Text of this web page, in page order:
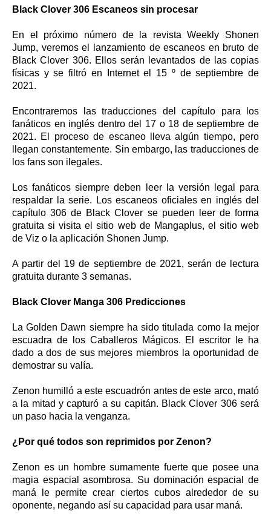
Black Clover 306 Escaneos sin procesar
En el próximo número de la revista Weekly Shonen
Jump, veremos el lanzamiento de escaneos en bruto de
Black Clover 306. Ellos serán levantados de las copias
físicas y se filtró en Internet el 15 º de septiembre de
2021.
Encontraremos las traducciones del capítulo para los
fanáticos en inglés dentro del 17 o 18 de septiembre de
2021. El proceso de escaneo lleva algún tiempo, pero
llegan constantemente. Sin embargo, las traducciones de
los fans son ilegales.
Los fanáticos siempre deben leer la versión legal para
respaldar la serie. Los escaneos oficiales en inglés del
capítulo 306 de Black Clover se pueden leer de forma
gratuita si visita el sitio web de Mangaplus, el sitio web
de Viz o la aplicación Shonen Jump.
A partir del 19 de septiembre de 2021, serán de lectura
gratuita durante 3 semanas.
Black Clover Manga 306 Predicciones
La Golden Dawn siempre ha sido titulada como la mejor
escuadra de los Caballeros Mágicos. El escritor le ha
dado a dos de sus mejores miembros la oportunidad de
demostrar su valía.
Zenon humilló a este escuadrón antes de este arco, mató
a la mitad y capturó a su capitán. Black Clover 306 será
un paso hacia la venganza.
¿Por qué todos son reprimidos por Zenon?
Zenon es un hombre sumamente fuerte que posee una
magia espacial asombrosa. Su dominación espacial de
maná le permite crear ciertos cubos alrededor de su
oponente, negando así su capacidad para usar maná.